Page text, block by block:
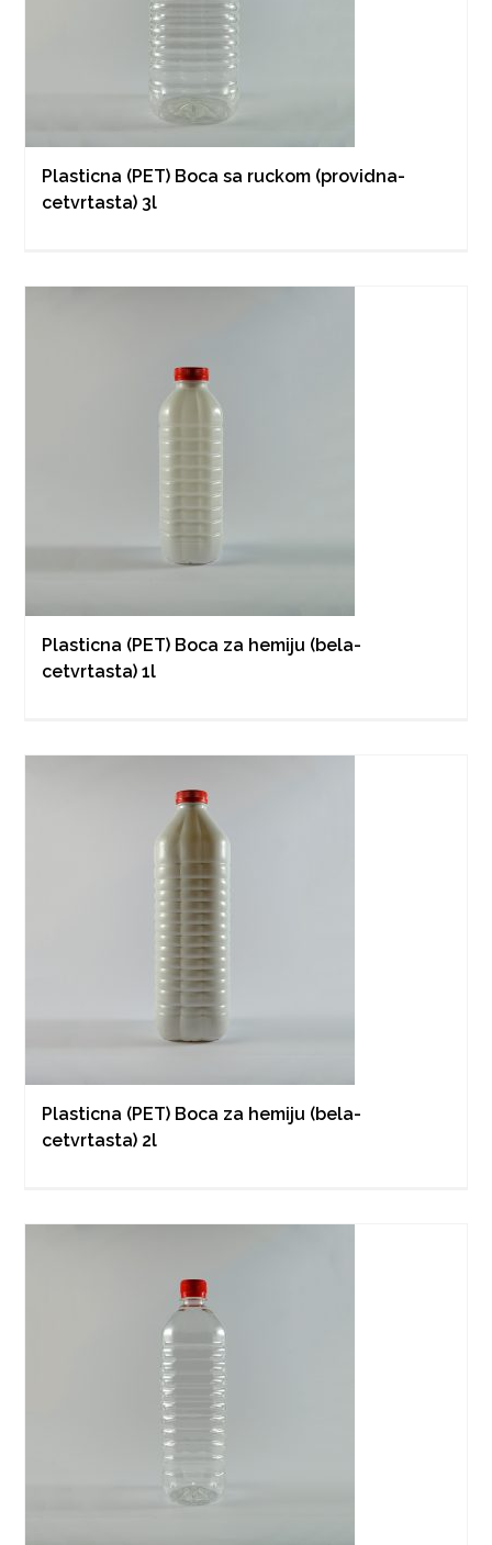
Plasticna (PET) Boca sa ruckom (providna-
cetvrtasta) 3l
Plasticna (PET) Boca za hemiju (bela-
cetvrtasta) 1l
Plasticna (PET) Boca za hemiju (bela-
cetvrtasta) 2l